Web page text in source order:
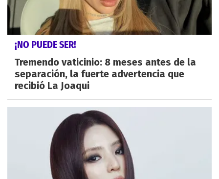
¡NO PUEDE SER!
Tremendo vaticinio: 8 meses antes de la
separación, la fuerte advertencia que
recibió La Joaqui